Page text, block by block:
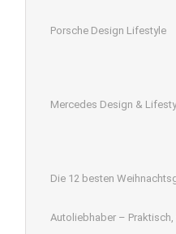
Porsche Design Lifestyle
Mercedes Design &
Die 12 besten
Autoliebhaber –